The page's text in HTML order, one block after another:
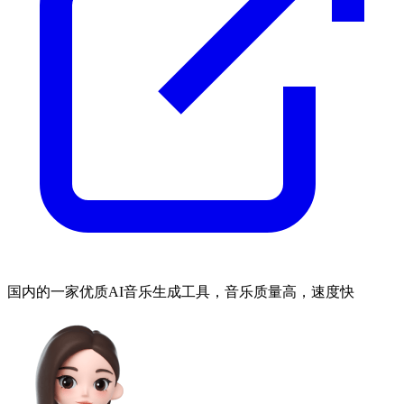
国内的一家优质AI音乐生成工具，音乐质量高，速度快